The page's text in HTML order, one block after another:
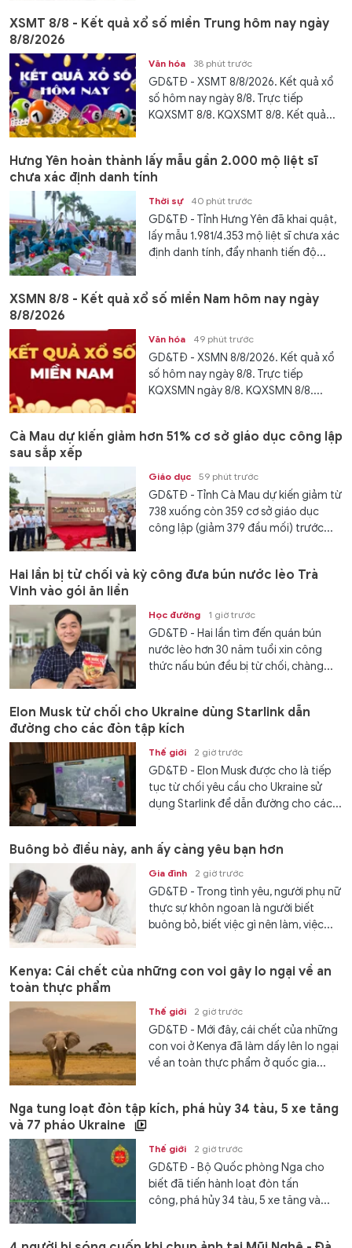
XSMT 8/8 - Kết quả xổ số miền Trung hôm nay ngày
8/8/2026
Văn hóa 38 phút trước
GD&TĐ - XSMT 8/8/2026. Kết quả xổ
số hôm nay ngày 8/8. Trực tiếp
KQXSMT 8/8. KQXSMT 8/8. Kết quả...
Hưng Yên hoàn thành lấy mẫu gần 2.000 mộ liệt sĩ
chưa xác định danh tính
Thời sự 40 phút trước
GD&TĐ - Tỉnh Hưng Yên đã khai quật,
lấy mẫu 1.981/4.353 mộ liệt sĩ chưa xác
định danh tính, đẩy nhanh tiến độ...
XSMN 8/8 - Kết quả xổ số miền Nam hôm nay ngày
8/8/2026
Văn hóa 49 phút trước
GD&TĐ - XSMN 8/8/2026. Kết quả xổ
số hôm nay ngày 8/8. Trực tiếp
KQXSMN ngày 8/8. KQXSMN 8/8....
Cà Mau dự kiến giảm hơn 51% cơ sở giáo dục công lập
sau sắp xếp
Giáo dục 59 phút trước
GD&TĐ - Tỉnh Cà Mau dự kiến giảm từ
738 xuống còn 359 cơ sở giáo dục
công lập (giảm 379 đầu mối) trước...
Hai lần bị từ chối và kỳ công đưa bún nước lèo Trà
Vinh vào gói ăn liền
Học đường 1 giờ trước
GD&TĐ - Hai lần tìm đến quán bún
nước lèo hơn 30 năm tuổi xin công
thức nấu bún đều bị từ chối, chàng...
Elon Musk từ chối cho Ukraine dùng Starlink dẫn
đường cho các đòn tập kích
Thế giới 2 giờ trước
GD&TĐ - Elon Musk được cho là tiếp
tục từ chối yêu cầu cho Ukraine sử
dụng Starlink để dẫn đường cho các...
Buông bỏ điều này, anh ấy càng yêu bạn hơn
Gia đình 2 giờ trước
GD&TĐ - Trong tình yêu, người phụ nữ
thực sự khôn ngoan là người biết
buông bỏ, biết việc gì nên làm, việc...
Kenya: Cái chết của những con voi gây lo ngại về an
toàn thực phẩm
Thế giới 2 giờ trước
GD&TĐ - Mới đây, cái chết của những
con voi ở Kenya đã làm dấy lên lo ngại
về an toàn thực phẩm ở quốc gia...
Nga tung loạt đòn tập kích, phá hủy 34 tàu, 5 xe tăng
và 77 pháo Ukraine
Thế giới 2 giờ trước
GD&TĐ - Bộ Quốc phòng Nga cho
biết đã tiến hành loạt đòn tấn
công, phá hủy 34 tàu, 5 xe tăng và...